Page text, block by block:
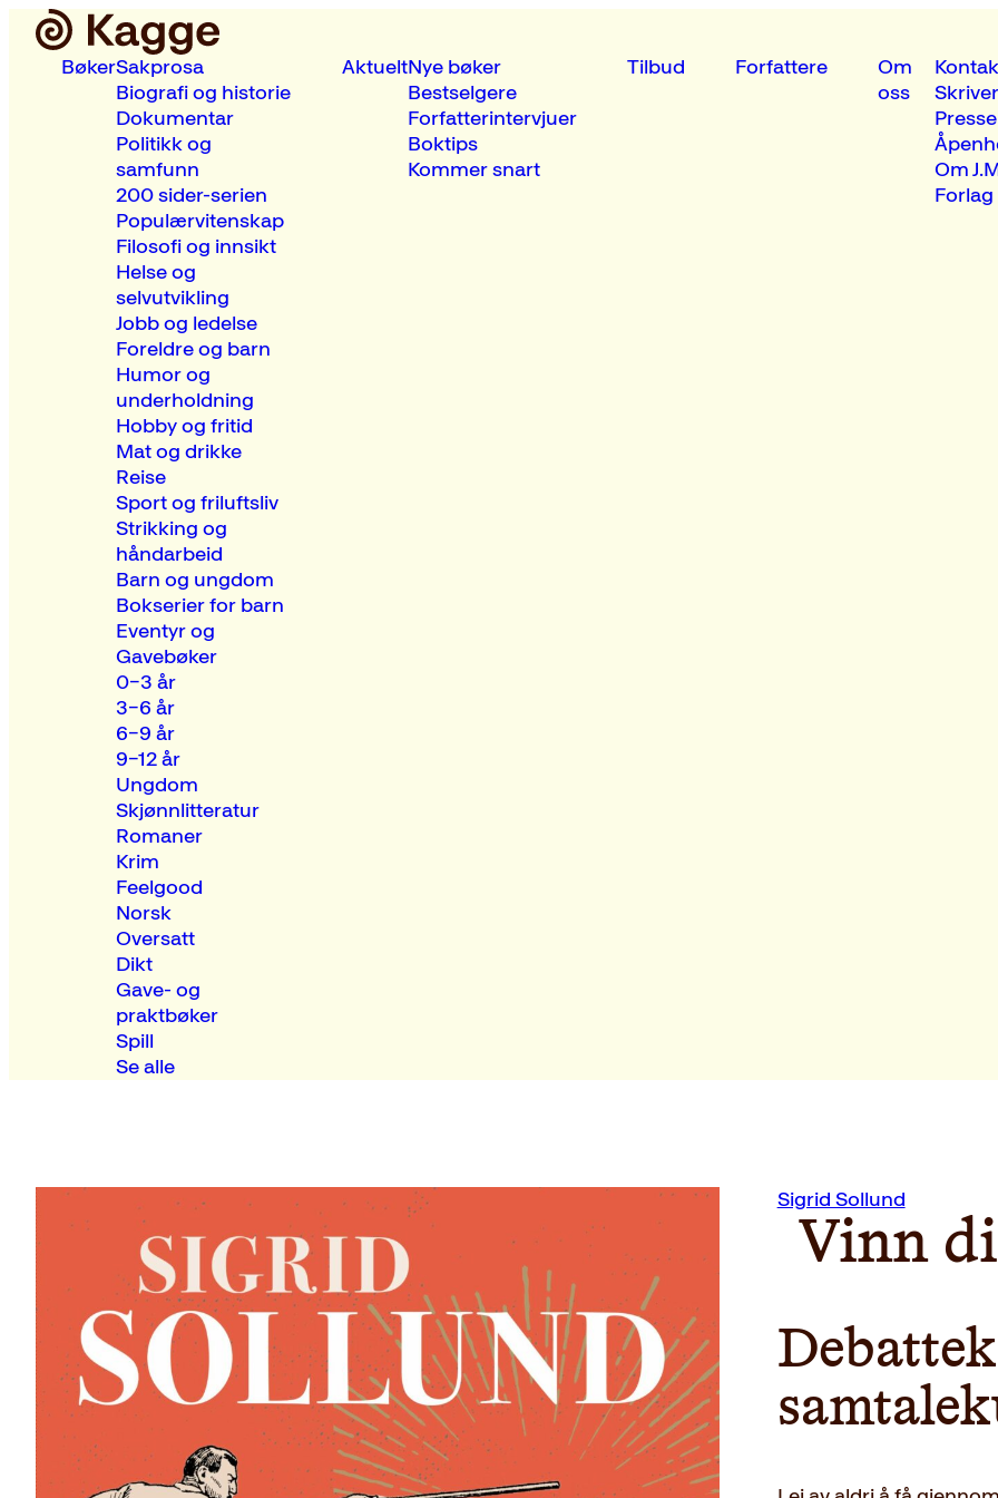
BøkerSakprosa
Biografi og historie
Dokumentar
Politikk og
samfunn
200 sider-serien
Populærvitenskap
Filosofi og innsikt
Helse og
selvutvikling
Jobb og ledelse
Foreldre og barn
Humor og
underholdning
Hobby og fritid
Mat og drikke
Reise
Sport og friluftsliv
Strikking og
håndarbeid
Barn og ungdom
Bokserier for barn
Eventyr og
Gavebøker
0–3 år
3–6 år
6–9 år
9–12 år
Ungdom
Skjønnlitteratur
Romaner
Krim
Feelgood
Norsk
Oversatt
Dikt
Gave- og
praktbøker
Spill
Se alle
AktueltNye bøker
Bestselgere
Forfatterintervjuer
Boktips
Kommer snart
Tilbud Forfattere
Om
oss
Presse
Om
Forlag
Sigrid Sollund
Vinn